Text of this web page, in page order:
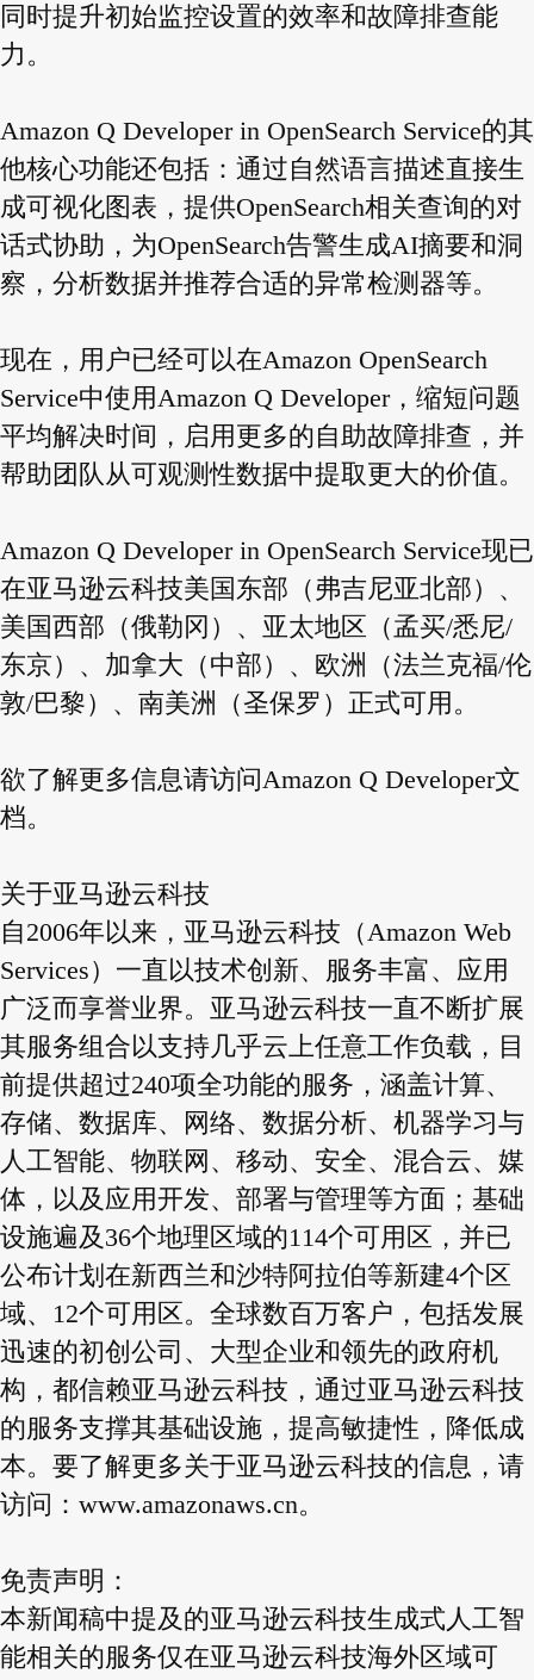
同时提升初始监控设置的效率和故障排查能
力。
Amazon Q Developer in OpenSearch Service的其
他核心功能还包括：通过自然语言描述直接生
成可视化图表，提供OpenSearch相关查询的对
话式协助，为OpenSearch告警生成AI摘要和洞
察，分析数据并推荐合适的异常检测器等。
现在，用户已经可以在Amazon OpenSearch
Service中使用Amazon Q Developer，缩短问题
平均解决时间，启用更多的自助故障排查，并
帮助团队从可观测性数据中提取更大的价值。
Amazon Q Developer in OpenSearch Service现已
在亚马逊云科技美国东部（弗吉尼亚北部）、
美国西部（俄勒冈）、亚太地区（孟买/悉尼/
东京）、加拿大（中部）、欧洲（法兰克福/伦
敦/巴黎）、南美洲（圣保罗）正式可用。
欲了解更多信息请访问Amazon Q Developer文
档。
关于亚马逊云科技
自2006年以来，亚马逊云科技（Amazon Web
Services）一直以技术创新、服务丰富、应用
广泛而享誉业界。亚马逊云科技一直不断扩展
其服务组合以支持几乎云上任意工作负载，目
前提供超过240项全功能的服务，涵盖计算、
存储、数据库、网络、数据分析、机器学习与
人工智能、物联网、移动、安全、混合云、媒
体，以及应用开发、部署与管理等方面；基础
设施遍及36个地理区域的114个可用区，并已
公布计划在新西兰和沙特阿拉伯等新建4个区
域、12个可用区。全球数百万客户，包括发展
迅速的初创公司、大型企业和领先的政府机
构，都信赖亚马逊云科技，通过亚马逊云科技
的服务支撑其基础设施，提高敏捷性，降低成
本。要了解更多关于亚马逊云科技的信息，请
访问：www.amazonaws.cn。
免责声明：
本新闻稿中提及的亚马逊云科技生成式人工智
能相关的服务仅在亚马逊云科技海外区域可